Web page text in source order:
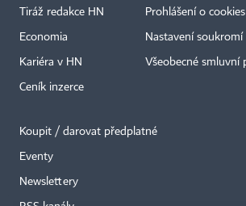
Tiráž redakce HN
Economia
Kariéra v HN
Ceník inzerce
Prohlášení o cookies
Nastavení soukromí
Všeobecné smluvní
Koupit / darovat předplatné
Eventy
Newslettery